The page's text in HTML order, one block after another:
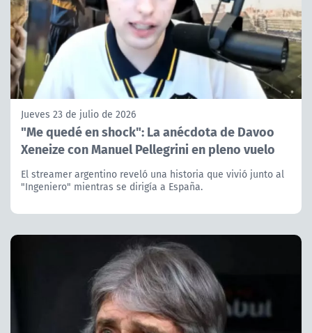
Jueves 23 de julio de 2026
"Me quedé en shock": La anécdota de Davoo
Xeneize con Manuel Pellegrini en pleno vuelo
El streamer argentino reveló una historia que vivió junto al
"Ingeniero" mientras se dirigía a España.